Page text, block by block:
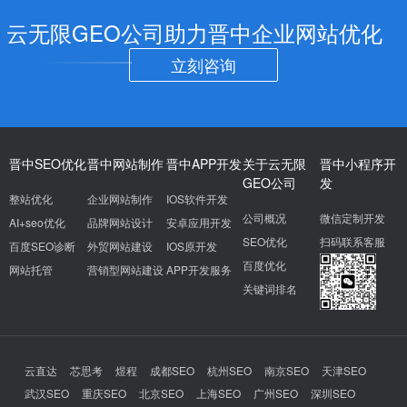
云无限GEO公司助力晋中企业网站优化
立刻咨询
晋中SEO优化
整站优化
AI+seo优化
百度SEO诊断
网站托管
晋中网站制作
企业网站制作
品牌网站设计
外贸网站建设
营销型网站建设
晋中APP开发
IOS软件开发
安卓应用开发
IOS原开发
APP开发服务
关于云无限
GEO公司
公司概况
SEO优化
百度优化
关键词排名
晋中小程序开
发
微信定制开发
扫码联系客服
云直达 芯思考 煜程 成都SEO 杭州SEO 南京SEO
天津SEO
武汉SEO
重庆SEO 北京SEO 上海SEO 广州SEO 深圳SEO